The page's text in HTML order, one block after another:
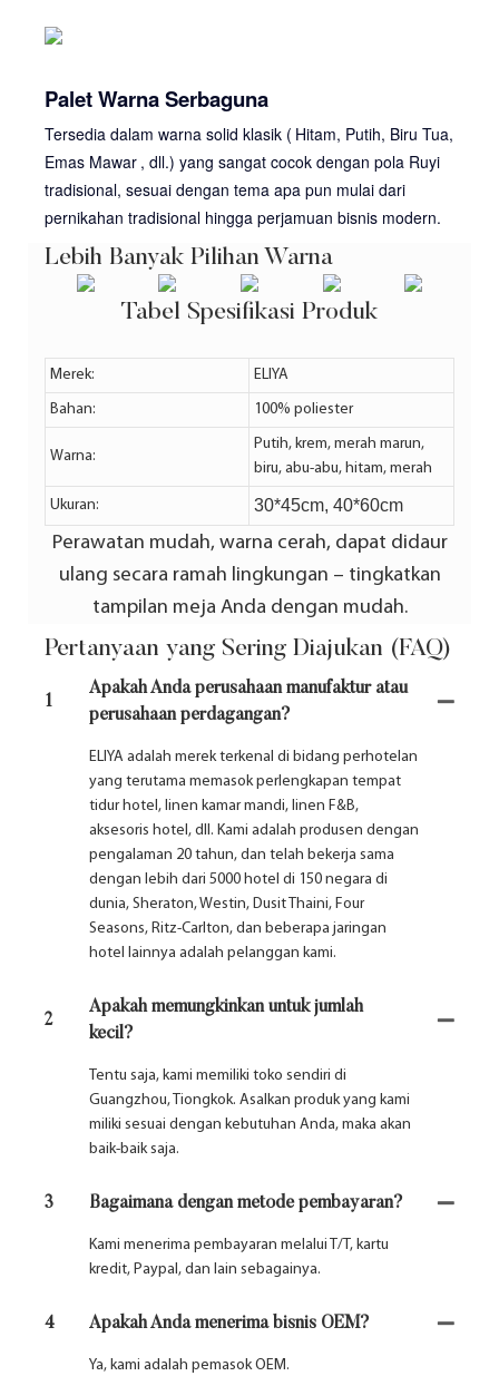
Palet Warna Serbaguna
Tersedia dalam warna solid klasik ( Hitam, Putih, Biru Tua,
Emas Mawar , dll.) yang sangat cocok dengan pola Ruyi
tradisional, sesuai dengan tema apa pun mulai dari
pernikahan tradisional hingga perjamuan bisnis modern.
Lebih Banyak Pilihan Warna
Tabel Spesifikasi Produk
Merek: ELIYA
Bahan: 100% poliester
Warna:
Putih, krem, merah marun,
biru, abu-abu, hitam, merah
Ukuran: 30*45cm, 40*60cm
Perawatan mudah, warna cerah, dapat didaur
ulang secara ramah lingkungan – tingkatkan
tampilan meja Anda dengan mudah.
Pertanyaan yang Sering Diajukan (FAQ)
1
Apakah Anda perusahaan manufaktur atau
perusahaan perdagangan?
ELIYA adalah merek terkenal di bidang perhotelan
yang terutama memasok perlengkapan tempat
tidur hotel, linen kamar mandi, linen F&B,
aksesoris hotel, dll. Kami adalah produsen dengan
pengalaman 20 tahun, dan telah bekerja sama
dengan lebih dari 5000 hotel di 150 negara di
dunia, Sheraton, Westin, Dusit Thaini, Four
Seasons, Ritz-Carlton, dan beberapa jaringan
hotel lainnya adalah pelanggan kami.
2
Apakah memungkinkan untuk jumlah
kecil?
Tentu saja, kami memiliki toko sendiri di
Guangzhou, Tiongkok. Asalkan produk yang kami
miliki sesuai dengan kebutuhan Anda, maka akan
baik-baik saja.
3 Bagaimana dengan metode pembayaran?
Kami menerima pembayaran melalui T/T, kartu
kredit, Paypal, dan lain sebagainya.
4 Apakah Anda menerima bisnis OEM?
Ya, kami adalah pemasok OEM.